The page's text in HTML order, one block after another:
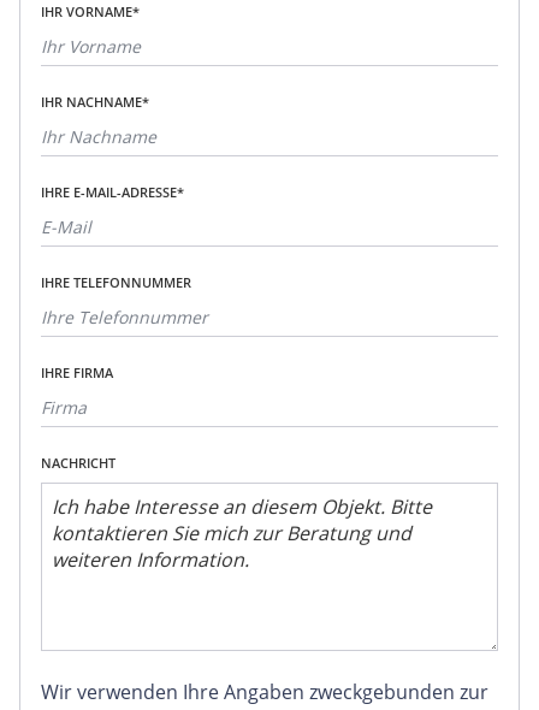
IHR VORNAME*
IHR NACHNAME*
IHRE E-MAIL-ADRESSE*
IHRE TELEFONNUMMER
IHRE FIRMA
NACHRICHT
Wir verwenden Ihre Angaben zweckgebunden zur